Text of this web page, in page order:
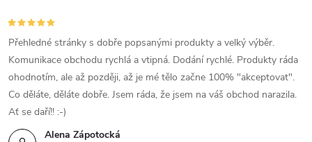
Alena Zápotocká
Přehledné stránky s dobře popsanými produkty a velký výběr.
Komunikace obchodu rychlá a vtipná. Dodání rychlé. Produkty ráda
ohodnotím, ale až později, až je mé tělo začne 100% "akceptovat".
Co děláte, děláte dobře. Jsem ráda, že jsem na váš obchod narazila.
Ať se daří!! :-)